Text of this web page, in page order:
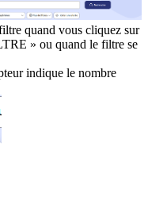
quand vous cliquez sur
» ou quand le filtre se
indique le nombre